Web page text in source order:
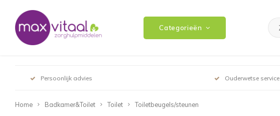
Categorieën
Persoonlijk advies Ouderwetse service
Home Badkamer&Toilet Toilet Toiletbeugels/steunen